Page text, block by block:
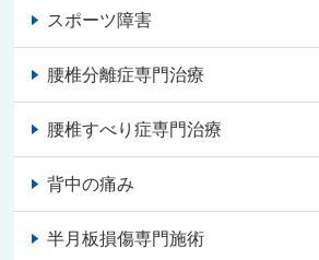
スポーツ障害
腰椎分離症専門治療
腰椎すべり症専門治療
背中の痛み
半月板損傷専門施術